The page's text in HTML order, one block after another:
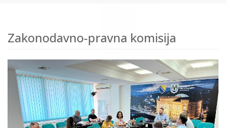
Zakonodavno-pravna komisija